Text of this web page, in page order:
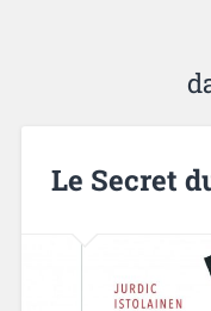
Le Secret